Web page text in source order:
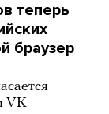
теперь
браузер
VK